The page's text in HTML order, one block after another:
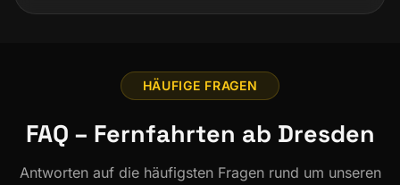
HÄUFIGE FRAGEN
FAQ – Fernfahrten ab Dresden
Antworten auf die häufigsten Fragen rund um unseren